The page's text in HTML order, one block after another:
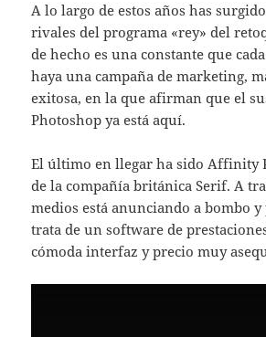
A lo largo de estos años has
rivales del programa «rey» del
de hecho es una constante que
haya una campaña de marketing,
exitosa, en la que afirman que el
Photoshop ya está aquí.
El último en llegar ha sido Affinity
de la compañía británica Serif. A
medios está anunciando a bombo
trata de un software de
cómoda interfaz y precio muy